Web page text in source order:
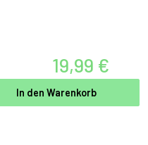
19,99 €
In den Warenkorb